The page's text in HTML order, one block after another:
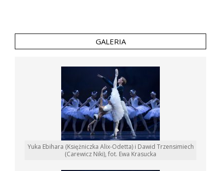
GALERIA
Yuka Ebihara (Księżniczka Alix-Odetta) i Dawid Trzensimiech
(Carewicz Niki), fot. Ewa Krasucka